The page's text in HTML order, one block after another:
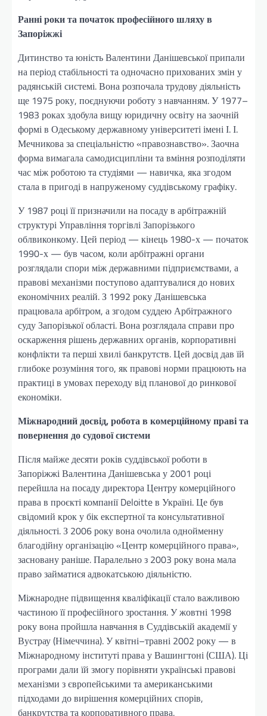
Ранні роки та початок професійного шляху в
Запоріжжі
Дитинство та юність Валентини Данішевської припали
на період стабільності та одночасно прихованих змін у
радянській системі. Вона розпочала трудову діяльність
ще 1975 року, поєднуючи роботу з навчанням. У 1977–
1983 роках здобула вищу юридичну освіту на заочній
формі в Одеському державному університеті імені І. І.
Мечникова за спеціальністю «правознавство». Заочна
форма вимагала самодисципліни та вміння розподіляти
час між роботою та студіями — навичка, яка згодом
стала в пригоді в напруженому суддівському графіку.
У 1987 році її призначили на посаду в арбітражній
структурі Управління торгівлі Запорізького
облвиконкому. Цей період — кінець 1980-х — початок
1990-х — був часом, коли арбітражні органи
розглядали спори між державними підприємствами, а
правові механізми поступово адаптувалися до нових
економічних реалій. З 1992 року Данішевська
працювала арбітром, а згодом суддею Арбітражного
суду Запорізької області. Вона розглядала справи про
оскарження рішень державних органів, корпоративні
конфлікти та перші хвилі банкрутств. Цей досвід дав їй
глибоке розуміння того, як правові норми працюють на
практиці в умовах переходу від планової до ринкової
економіки.
Міжнародний досвід, робота в комерційному праві та
повернення до судової системи
Після майже десяти років суддівської роботи в
Запоріжжі Валентина Данішевська у 2001 році
перейшла на посаду директора Центру комерційного
права в проєкті компанії Deloitte в Україні. Це був
свідомий крок у бік експертної та консультативної
діяльності. З 2006 року вона очолила однойменну
благодійну організацію «Центр комерційного права»,
засновану раніше. Паралельно з 2003 року вона мала
право займатися адвокатською діяльністю.
Міжнародне підвищення кваліфікації стало важливою
частиною її професійного зростання. У жовтні 1998
року вона пройшла навчання в Суддівській академії у
Вустрау (Німеччина). У квітні–травні 2002 року — в
Міжнародному інституті права у Вашингтоні (США). Ці
програми дали їй змогу порівняти українські правові
механізми з європейськими та американськими
підходами до вирішення комерційних спорів,
банкрутства та корпоративного права.